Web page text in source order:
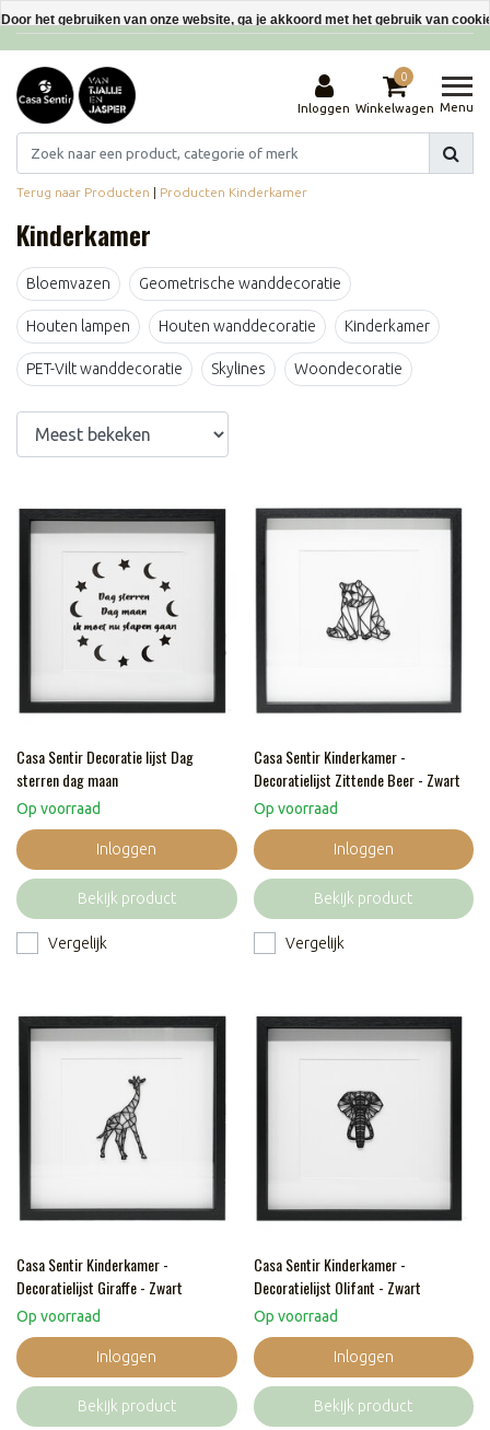
Interieurdecoraties van gerecyclede materialen
Inloggen
0
Winkelwagen Menu
Terug naar Producten | Producten Kinderkamer
Kinderkamer
Bloemvazen Geometrische wanddecoratie
Houten lampen Houten wanddecoratie Kinderkamer
PET-Vilt wanddecoratie Skylines Woondecoratie
Casa Sentir Decoratie lijst Dag
sterren dag maan
Op voorraad
Inloggen
Bekijk product
Vergelijk
Casa Sentir Kinderkamer -
Decoratielijst Zittende Beer - Zwart
Op voorraad
Inloggen
Bekijk product
Vergelijk
Casa Sentir Kinderkamer -
Decoratielijst Giraffe - Zwart
Op voorraad
Inloggen
Bekijk product
Casa Sentir Kinderkamer -
Decoratielijst Olifant - Zwart
Op voorraad
Inloggen
Bekijk product
Door het gebruiken van onze website, ga je akkoord met het gebruik van